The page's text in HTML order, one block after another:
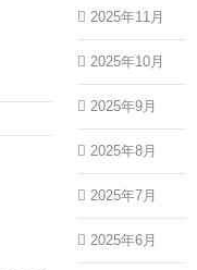
2025年11月
2025年10月
2025年9月
2025年8月
2025年7月
2025年6月